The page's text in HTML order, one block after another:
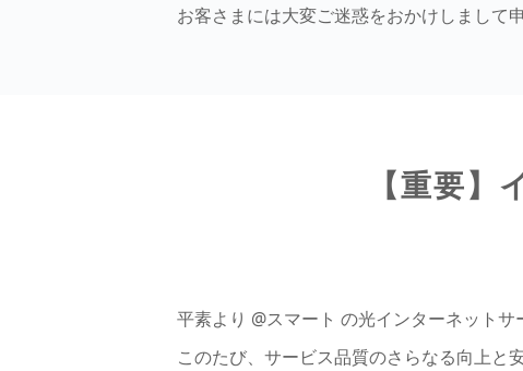
お客さまには大変ご迷惑をおかけしまして
【重要
平素より @スマート の光インターネット
このたび、サービス品質のさらなる向上と